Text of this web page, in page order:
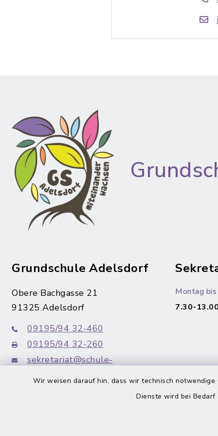
Wir weisen darauf hin, dass wir technisch
Dienste wird bei
Grundschule Adelsdorf
Obere Bachgasse 21
91325 Adelsdorf
09195/94 32-460
09195/94 32-260
sekretariat@schule-
Montag
7.30-